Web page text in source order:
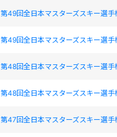
第49回全日本マスターズスキー選
第49回全日本マスターズスキー選
第48回全日本マスターズスキー選手
第48回全日本マスターズスキー選手
第47回全日本マスターズスキー選手